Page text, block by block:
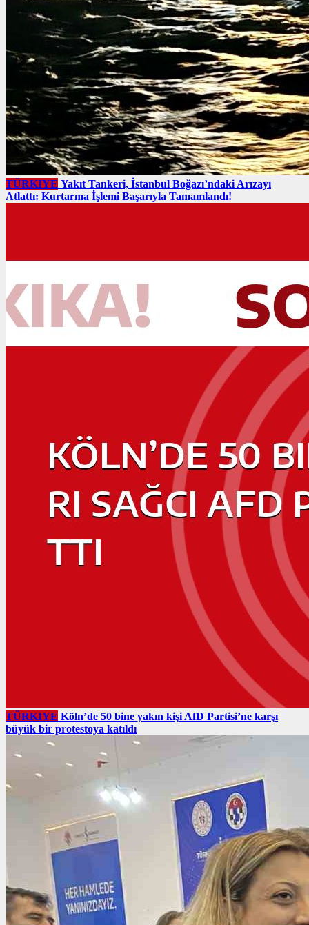
TÜRKIYE Yakıt Tankeri, İstanbul Boğazı’ndaki Arızayı
Atlattı: Kurtarma İşlemi Başarıyla Tamamlandı!
TÜRKIYE Köln’de 50 bine yakın kişi AfD Partisi’ne karşı
büyük bir protestoya katıldı